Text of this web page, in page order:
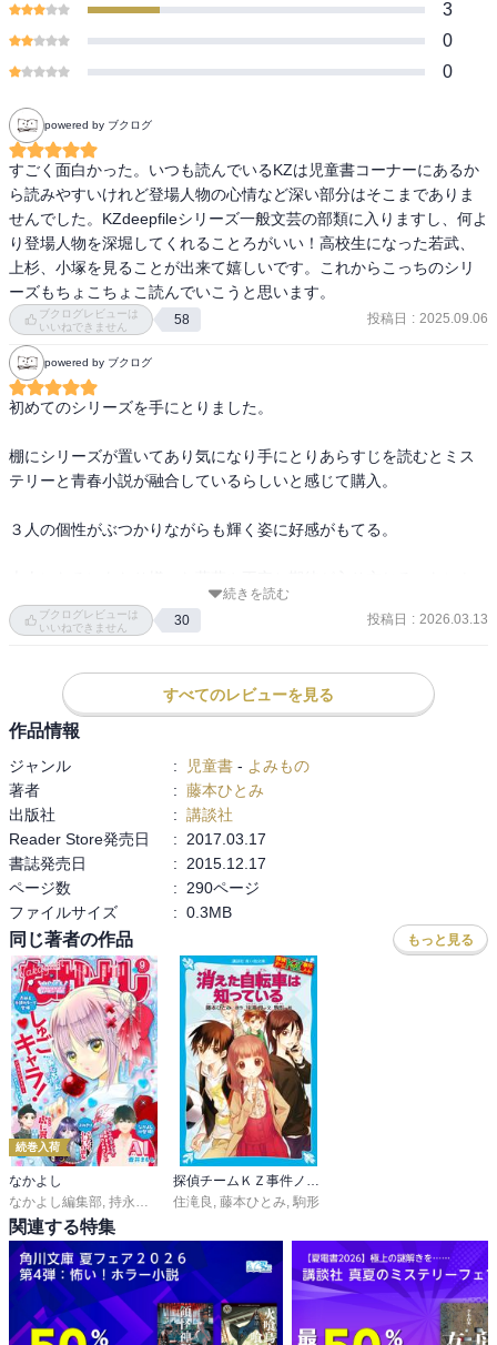
3
0
0
powered by ブクログ
すごく面白かった。いつも読んでいるKZは児童書コーナーにあるか
ら読みやすいけれど登場人物の心情など深い部分はそこまでありま
せんでした。KZdeepfileシリーズ一般文芸の部類に入りますし、何よ
り登場人物を深堀してくれることろがいい！高校生になった若武、
上杉、小塚を見ることが出来て嬉しいです。これからこっちのシリ
ーズもちょこちょこ読んでいこうと思います。
ブクログレビューは
いいねできません
58 投稿日 : 2025.09.06
powered by ブクログ
初めてのシリーズを手にとりました。
棚にシリーズが置いてあり気になり手にとりあらすじを読むとミス
テリーと青春小説が融合しているらしいと感じて購入。
３人の個性がぶつかりながらも輝く姿に好感がもてる。
をしていないと勝手に不安を大きくしているけど今の輝きを大切に
して楽しんでほしいね。
事件はあるけど怪奇性はないから安心して読めるね。
色々な未知なるミステリがまだ本屋に眠っていることを再読教えて
ぜひ〜
続きを読む
ブクログレビューは
いいねできません
30 投稿日 : 2026.03.13
すべてのレビューを見る
作品情報
ジャンル : 児童書 - よみもの
著者
: 藤本ひとみ
出版社
: 講談社
Reader Store発売日
:
2017.03.17
書誌発売日
:
2015.12.17
ページ数
:
290ページ
ファイルサイズ
: 0.3MB
同じ著者の作品 もっと見る
続巻入荷
なかよし
なかよし編集部, 持永るい 吉田恵里香,おおともみつち
探偵チームＫＺ事件ノート
住滝良 , 藤本ひとみ, 駒形
関連する特集